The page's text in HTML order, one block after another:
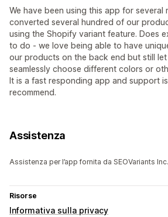
We have been using this app for several
converted several hundred of our
using the Shopify variant feature. Does
to do - we love being able to have
our products on the back end but still let
seamlessly choose different colors or
It is a fast responding app and support
recommend.
Assistenza
Assistenza per l’app fornita da SEOVariants
Risorse
Informativa sulla privacy